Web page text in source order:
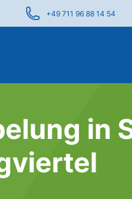
+49 711 96 88 14 54
in